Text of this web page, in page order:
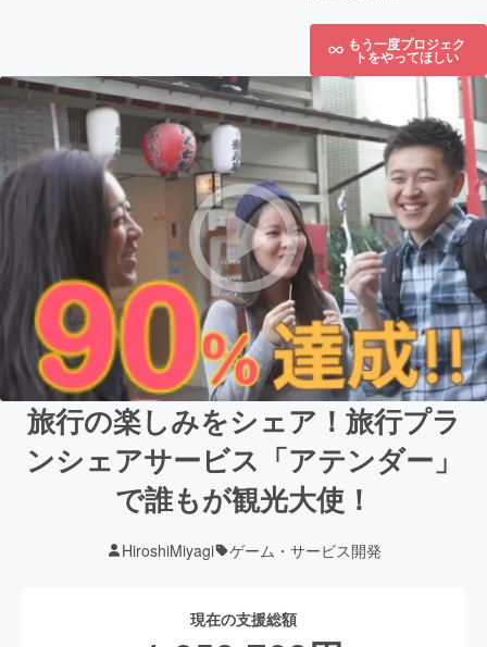
もう一度プロジェク
トをやってほしい
旅行の楽しみをシェア！旅行プラ
ンシェアサービス「アテンダー」
で誰もが観光大使！
HiroshiMiyagi ゲーム・サービス開発
現在の支援総額